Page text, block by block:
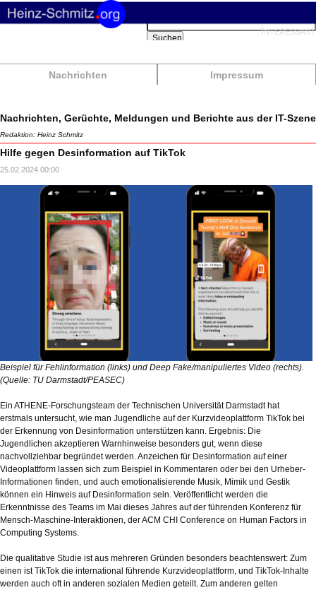
Nachrichten Impressum
Suchbegriffe
Suchen
Nachrichten, Gerüchte, Meldungen und Berichte aus der IT-Szene
Redaktion: Heinz Schmitz
Hilfe gegen Desinformation auf TikTok
25.02.2024 00:00
Beispiel für Fehlinformation (links) und Deep Fake/manipuliertes Video (rechts).
(Quelle: TU Darmstadt/PEASEC)
Ein ATHENE-Forschungsteam der Technischen Universität Darmstadt hat
erstmals untersucht, wie man Jugendliche auf der Kurzvideoplattform TikTok bei
der Erkennung von Desinformation unterstützen kann. Ergebnis: Die
Jugendlichen akzeptieren Warnhinweise besonders gut, wenn diese
nachvollziehbar begründet werden. Anzeichen für Desinformation auf einer
Videoplattform lassen sich zum Beispiel in Kommentaren oder bei den Urheber-
Informationen finden, und auch emotionalisierende Musik, Mimik und Gestik
können ein Hinweis auf Desinformation sein. Veröffentlicht werden die
Erkenntnisse des Teams im Mai dieses Jahres auf der führenden Konferenz für
Mensch-Maschine-Interaktionen, der ACM CHI Conference on Human Factors in
Computing Systems.
Die qualitative Studie ist aus mehreren Gründen besonders beachtenswert: Zum
einen ist TikTok die international führende Kurzvideoplattform, und TikTok-Inhalte
werden auch oft in anderen sozialen Medien geteilt. Zum anderen gelten